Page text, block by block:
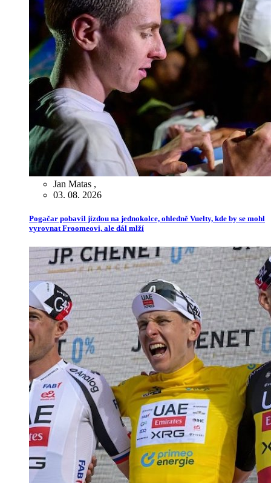
Jan Matas ,
03. 08. 2026
Pogačar pobavil jízdou na jednokolce, ohledně Vuelty, kde by se mohl
vyrovnat Froomeovi, ale dál mlží